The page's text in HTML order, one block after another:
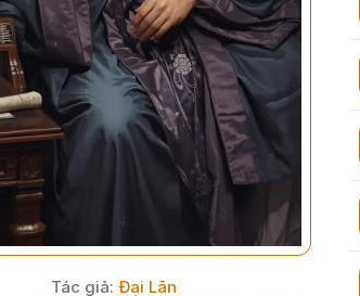
Tác giả: Đại Lãn